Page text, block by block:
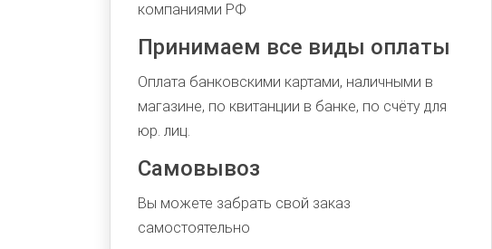
компаниями РФ
Принимаем все виды оплаты
Оплата банковскими картами, наличными в
магазине, по квитанции в банке, по счёту для
юр. лиц.
Самовывоз
Вы можете забрать свой заказ
самостоятельно